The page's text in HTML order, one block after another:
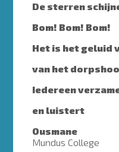
De sterren
Bom! Bom! Bom!
Het is het geluid
van het
Iedereen
en luistert
Ousmane
Mundus College